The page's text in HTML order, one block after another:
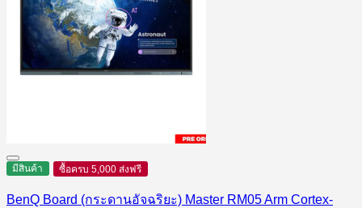
มีสินค้า ซื้อครบ 5,000 ส่งฟรี
BenQ Board (กระดานอัจฉริยะ) Master RM05 Arm Cortex-